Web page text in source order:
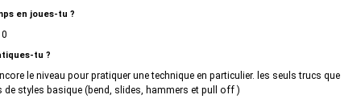
en joues-tu ?
tu ?
le niveau pour pratiquer une technique en particulier. les seuls trucs que
styles basique (bend, slides, hammers et pull off )